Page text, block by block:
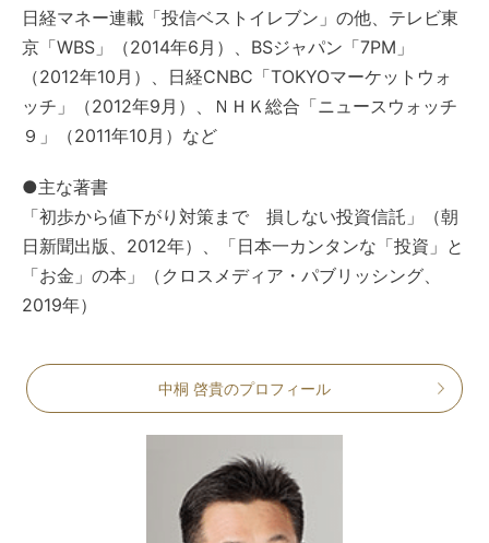
日経マネー連載「投信ベストイレブン」の他、テレビ東
京「WBS」（2014年6月）、BSジャパン「7PM」
（2012年10月）、日経CNBC「TOKYOマーケットウォ
ッチ」（2012年9月）、ＮＨＫ総合「ニュースウォッチ
９」（2011年10月）など
●主な著書
「初歩から値下がり対策まで 損しない投資信託」（朝
日新聞出版、2012年）、「日本一カンタンな「投資」と
「お金」の本」（クロスメディア・パブリッシング、
2019年）
中桐 啓貴のプロフィール